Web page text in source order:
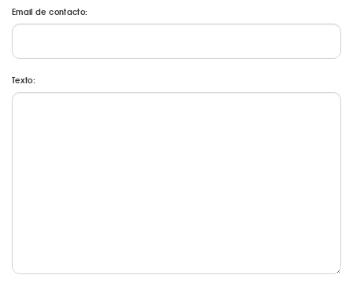
Email de contacto:
Texto: